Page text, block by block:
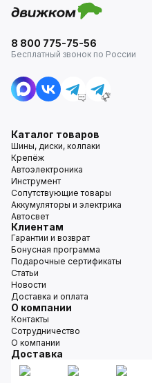
8 800 775-75-56
Бесплатный звонок по России
Каталог товаров
Шины, диски, колпаки
Крепёж
Автоэлектроника
Инструмент
Сопутствующие товары
Аккумуляторы и электрика
Автосвет
Клиентам
Гарантии и возврат
Бонусная программа
Подарочные сертификаты
Статьи
Новости
Доставка и оплата
О компании
Контакты
Сотрудничество
О компании
Доставка